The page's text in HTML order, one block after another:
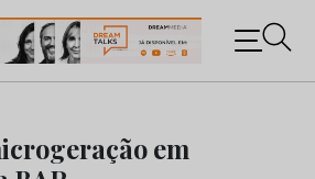
notícias sobre os negócios do
em